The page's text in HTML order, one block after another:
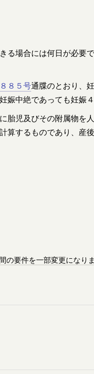
る場合には何日が必要
８５号通牒のとおり、
中絶であっても妊娠
児及びその附属物
するものであり、産
の要件を一部変更になり